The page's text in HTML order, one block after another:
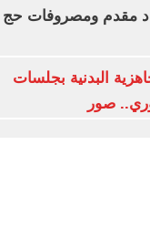
مقدم ومصروفات حج
البدنية بجلسات
صور